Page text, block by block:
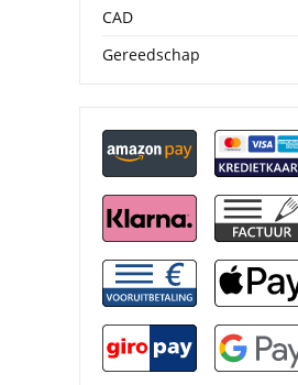
CAD
Gereedschap